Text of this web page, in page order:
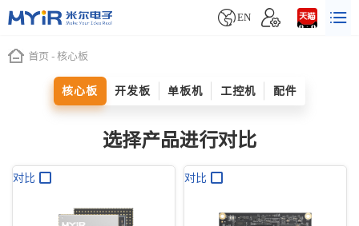

EN 
首页 - 核心板
核心板 开发板 单板机 工控机 配件
选择产品进行对比
对比 对比